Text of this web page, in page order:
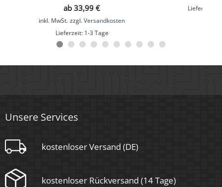
Mittlere Lebensdauer
Schwenkbar
Aluminium, Glas
Sockel
Ultraflach
ab 33,99 €
inkl. MwSt. zzgl. Versandkosten
Lieferzeit: 1-3 Tage
Lieferzeit:
Unsere Services
kostenloser Versand (DE)
kostenloser Rückversand (14 Tage)